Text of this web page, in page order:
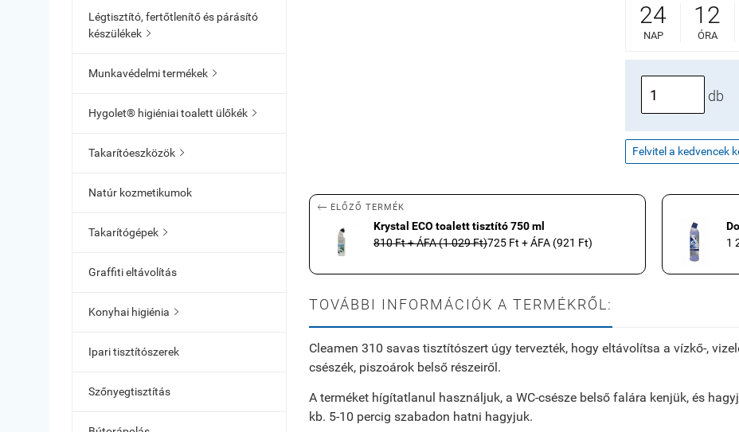
Légtisztító, fertőtlenítő és párásító
készülékek 
Munkavédelmi termékek 
Hygolet® higiéniai toalett ülőkék 
Takarítóeszközök 
Natúr kozmetikumok
Takarítógépek 
Graffiti eltávolítás
Konyhai higiénia 
Ipari tisztítószerek
Szőnyegtisztítás
24
NAP
12
ÓRA
db
Felvitel a kedvencek
 ELŐZŐ TERMÉK
Krystal ECO toalett tisztító 750 ml
810 Ft + ÁFA (1 029 Ft)725 Ft + ÁFA (921 Ft)
1
TOVÁBBI INFORMÁCIÓK A TERMÉKRŐL:
Cleamen 310 savas tisztítószert úgy tervezték, hogy eltávolítsa a vízkő-,
csészék, piszoárok belső részeiről.
A terméket hígítatlanul használjuk, a WC-csésze belső falára kenjük, és
kb. 5-10 percig szabadon hatni hagyjuk.